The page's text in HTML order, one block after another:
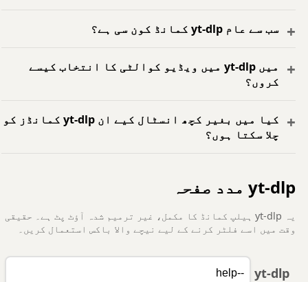
سب سے عام yt-dlp کمانڈ کون سی ہے؟
میں yt-dlp میں ویڈیو کوالٹی کا انتخاب کیسے
کروں؟
کیا میں بغیر کچھ انسٹال کیے ان yt-dlp کمانڈز کو
چلا سکتا ہوں؟
yt-dlp مدد صفحہ
یہ yt-dlp ہیلپ کمانڈ کا مکمل، غیر ترمیم شدہ آؤٹ پٹ ہے۔ حقیقی
وقت میں اسے فلٹر کرنے کے لیے نیچے والا باکس استعمال کریں۔
yt-dlp